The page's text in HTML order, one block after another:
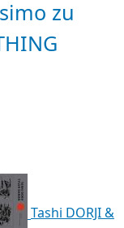
zu
Tashi DORJI &